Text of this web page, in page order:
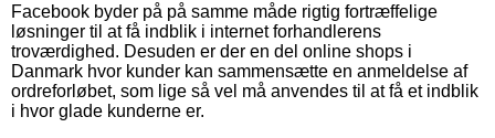
Facebook byder på på samme måde rigtig fortræffelige
løsninger til at få indblik i internet forhandlerens
troværdighed. Desuden er der en del online shops i
Danmark hvor kunder kan sammensætte en anmeldelse af
ordreforløbet, som lige så vel må anvendes til at få et indblik
i hvor glade kunderne er.